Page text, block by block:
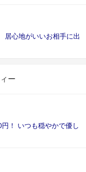
居心地がいいお相手に出
ー
円！ いつも穏やかで優し